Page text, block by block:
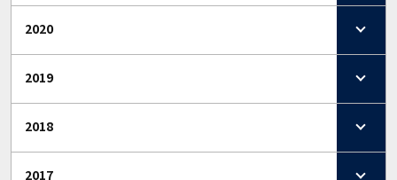
2020
2019
2018
2017